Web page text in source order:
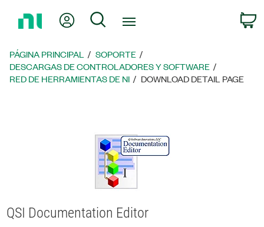
página
principal
Mi cuentaBúsqueda
PÁGINA PRINCIPAL
SOPORTE
DESCARGAS DE CONTROLADORES Y SOFTWARE
RED DE HERRAMIENTAS DE NI
DOWNLOAD DETAIL PAGE
QSI Documentation Editor